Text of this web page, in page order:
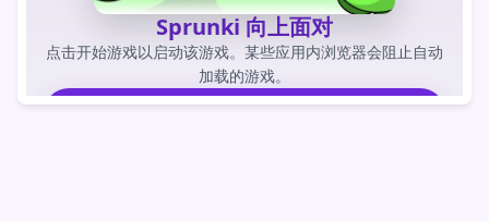
Sprunki 向上面对
点击开始游戏以启动该游戏。某些应用内浏览器会阻止自动
加载的游戏。